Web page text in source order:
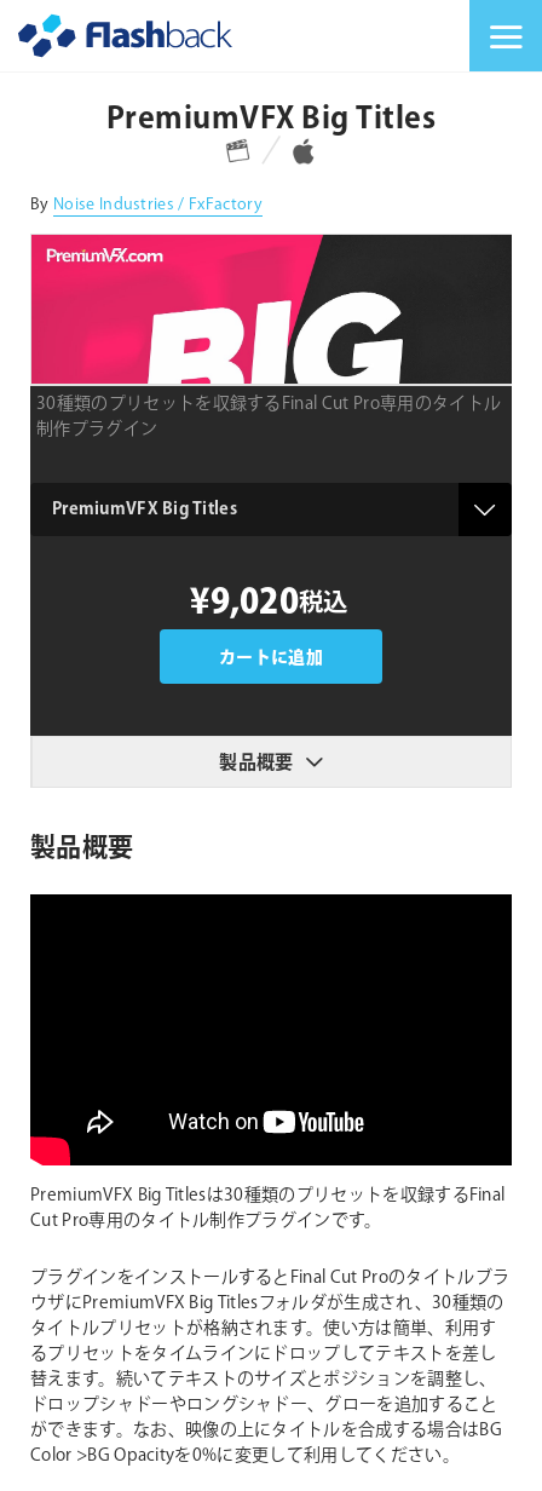
PremiumVFX Big Titles
対応プラットフォーム 対応OS
By Noise Industries / FxFactory
30種類のプリセットを収録するFinal Cut Pro専用のタイトル
制作プラグイン
type
¥9,020税込
カートに追加
製品概要
製品概要
PremiumVFX Big Titlesは30種類のプリセットを収録するFinal
Cut Pro専用のタイトル制作プラグインです。
プラグインをインストールするとFinal Cut Proのタイトルブラ
ウザにPremiumVFX Big Titlesフォルダが生成され、30種類の
タイトルプリセットが格納されます。使い方は簡単、利用す
るプリセットをタイムラインにドロップしてテキストを差し
替えます。続いてテキストのサイズとポジションを調整し、
ドロップシャドーやロングシャドー、グローを追加すること
ができます。なお、映像の上にタイトルを合成する場合はBG
Color >BG Opacityを0%に変更して利用してください。